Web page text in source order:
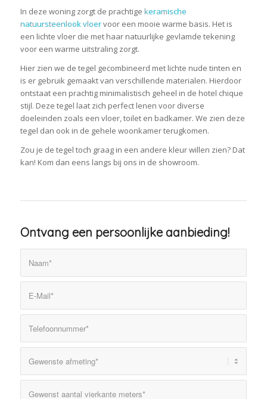
In deze woning zorgt de prachtige keramische
natuursteenlook vloervoor een mooie warme basis. Het is
een lichte vloer die met haar natuurlijke gevlamde tekening
voor een warme uitstraling zorgt.
Hier zien we de tegel gecombineerd met lichte nude tinten en
is er gebruik gemaakt van verschillende materialen. Hierdoor
ontstaat een prachtig minimalistisch geheel in de hotel chique
stijl. Deze tegel laat zich perfect lenen voor diverse
doeleinden zoals een vloer, toilet en badkamer. We zien deze
tegel dan ook in de gehele woonkamer terugkomen.
Zou je de tegel toch graag in een andere kleur willen zien? Dat
kan! Kom dan eens langs bij ons in de showroom.
Ontvang een persoonlijke aanbieding!